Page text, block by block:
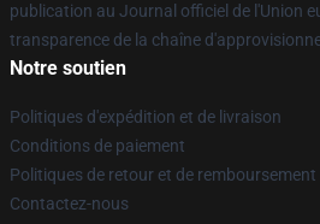
publication au Journal officiel de l'Union
transparence de la chaîne
Notre soutien
Politiques d'expédition et de livraison
Conditions de paiement
Politiques de retour et de remboursement
Contactez-nous